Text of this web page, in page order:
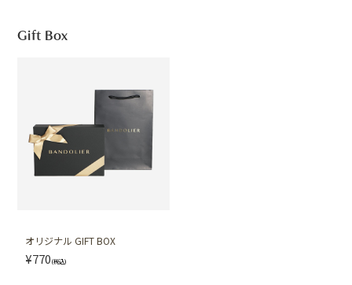
Gift Box
オリジナル GIFT BOX
¥770 (税込)